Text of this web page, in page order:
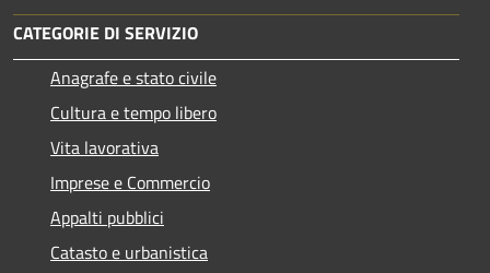
CATEGORIE DI SERVIZIO
Anagrafe e stato civile
Cultura e tempo libero
Vita lavorativa
Imprese e Commercio
Appalti pubblici
Catasto e urbanistica